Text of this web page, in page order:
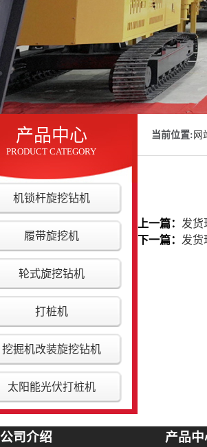
产品中心
PRODUCT CATEGORY
机锁杆旋挖钻机
履带旋挖机
轮式旋挖钻机
打桩机
挖掘机改装旋挖钻机
太阳能光伏打桩机
当前位置: 网
上一篇： 发货
下一篇： 发货
公司介绍 产品中